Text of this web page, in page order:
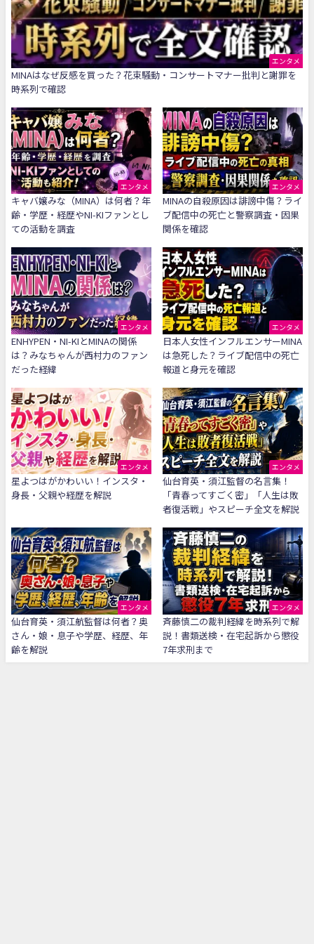
エンタメ
MINAはなぜ反感を買った？花束騒動・コンサートマナー批判と謝罪を
時系列で確認
エンタメ
キャバ嬢みな（MINA）は何者？年
齢・学歴・経歴やNI-KIファンとし
ての活動を調査
エンタメ
MINAの自殺原因は誹謗中傷？ライ
ブ配信中の死亡と警察調査・因果
関係を確認
エンタメ
ENHYPEN・NI-KIとMINAの関係
は？みなちゃんが西村力のファン
だった経緯
エンタメ
日本人女性インフルエンサーMINA
は急死した？ライブ配信中の死亡
報道と身元を確認
エンタメ
星よつはがかわいい！インスタ・
身長・父親や経歴を解説
エンタメ
仙台育英・須江監督の名言集！
「青春ってすごく密」「人生は敗
者復活戦」やスピーチ全文を解説
エンタメ
仙台育英・須江航監督は何者？奥
さん・娘・息子や学歴、経歴、年
齢を解説
エンタメ
斉藤慎二の裁判経緯を時系列で解
説！書類送検・在宅起訴から懲役
7年求刑まで